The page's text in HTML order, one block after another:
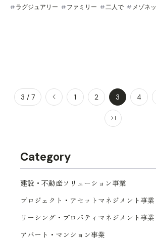
ラグジュアリー ファミリー 二人で メゾネ
3 / 7 1 2 3 4
Category
建設・不動産ソリューション事業
プロジェクト・アセットマネジメント事業
リーシング・プロパティマネジメント事業
アパート・マンション事業